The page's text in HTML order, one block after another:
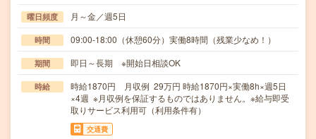
曜日頻度 月～金／週5日
時間 09:00-18:00（休憩60分）実働8時間（残業少なめ！）
期間 即日～長期 ※開始日相談OK
時給
時給1870円 月収例 29万円 時給1870円×実働8h×週5日
×4週 ※月収例を保証するものではありません。※給与即受
取りサービス利用可（利用条件有）
交通費